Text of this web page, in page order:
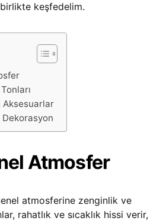
keşfedelim.
Aksesuarlar
Dekorasyon
Atmosfer
atmosferine zenginlik ve
rahatlık ve sıcaklık hissi verir,